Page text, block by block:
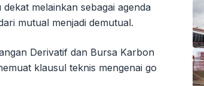
melainkan sebagai agenda
mutual menjadi demutual.
Derivatif dan Bursa Karbon
klausul teknis mengenai go